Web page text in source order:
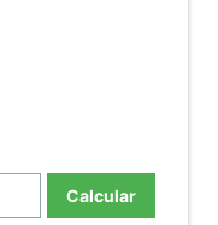
Calcular